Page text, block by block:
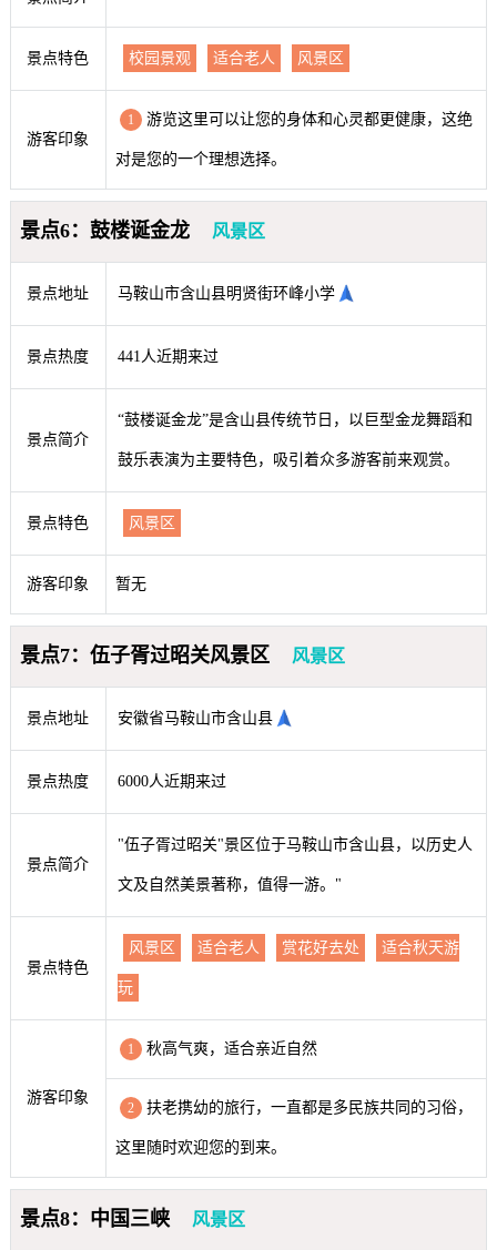
景点特色 校园景观 适合老人 风景区
游客印象
1 游览这里可以让您的身体和心灵都更健康，这绝
对是您的一个理想选择。
景点6：鼓楼诞金龙 风景区
景点地址 马鞍山市含山县明贤街环峰小学
景点热度 441人近期来过
景点简介
“鼓楼诞金龙”是含山县传统节日，以巨型金龙舞蹈和
鼓乐表演为主要特色，吸引着众多游客前来观赏。
景点特色 风景区
游客印象 暂无
景点7：伍子胥过昭关风景区 风景区
景点地址 安徽省马鞍山市含山县
景点热度 6000人近期来过
景点简介
"伍子胥过昭关"景区位于马鞍山市含山县，以历史人
文及自然美景著称，值得一游。"
景点特色
风景区 适合老人 赏花好去处 适合秋天游
玩
游客印象
1 秋高气爽，适合亲近自然
2 扶老携幼的旅行，一直都是多民族共同的习俗，
这里随时欢迎您的到来。
景点8：中国三峡 风景区